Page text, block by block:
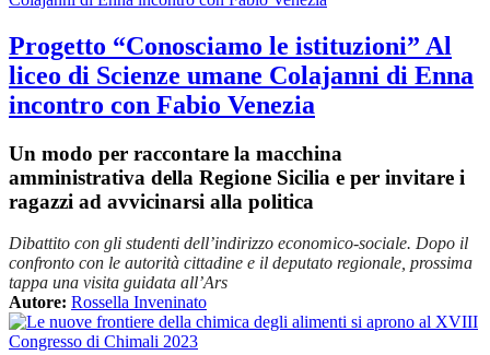
Progetto “Conosciamo le istituzioni” Al
liceo di Scienze umane Colajanni di Enna
incontro con Fabio Venezia
Un modo per raccontare la macchina
amministrativa della Regione Sicilia e per invitare i
ragazzi ad avvicinarsi alla politica
Dibattito con gli studenti dell’indirizzo economico-sociale. Dopo il
confronto con le autorità cittadine e il deputato regionale, prossima
tappa una visita guidata all’Ars
Autore: Rossella Inveninato